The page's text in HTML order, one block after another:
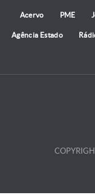
Acervo PME
Agência Estado